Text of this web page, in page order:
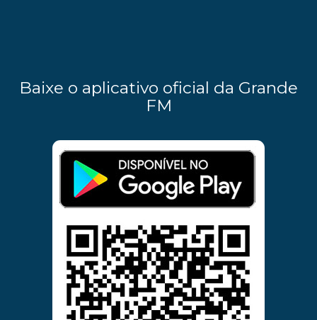
Baixe o aplicativo oficial da Grande
FM